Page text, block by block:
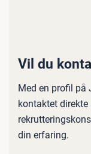
Vil du
Med en profil på
kontaktet
din erfaring.